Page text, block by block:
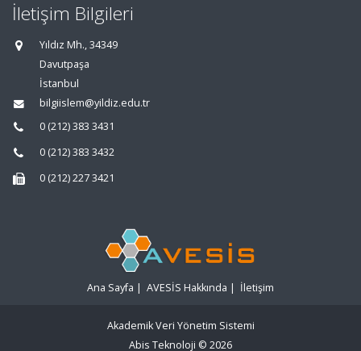
İletişim Bilgileri
Yıldız Mh., 34349
Davutpaşa
İstanbul
bilgiislem@yildiz.edu.tr
0 (212) 383 3431
0 (212) 383 3432
0 (212) 227 3421
Ana Sayfa | AVESİS Hakkında | İletişim
Akademik Veri Yönetim Sistemi
Abis Teknoloji © 2026